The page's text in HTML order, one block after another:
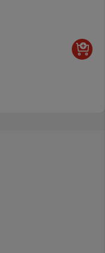
ef 488l No Frost Com